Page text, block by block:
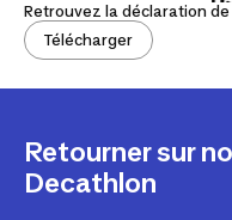
Retrouvez la déclaration
Télécharger
Retourner sur
Decathlon